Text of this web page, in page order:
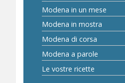
Modena in un mese
Modena in mostra
Modena di corsa
Modena a parole
Le vostre ricette